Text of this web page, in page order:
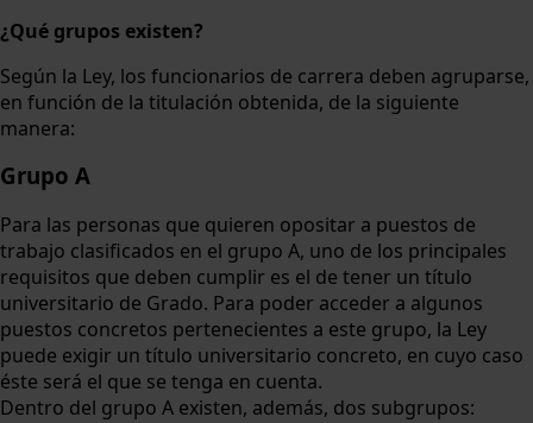
¿Qué grupos existen?
Según la Ley, los funcionarios de carrera deben agruparse,
en función de la titulación obtenida, de la siguiente
manera:
Grupo A
Para las personas que quieren opositar a puestos de
trabajo clasificados en el grupo A, uno de los principales
requisitos que deben cumplir es el de tener un título
universitario de Grado. Para poder acceder a algunos
puestos concretos pertenecientes a este grupo, la Ley
puede exigir un título universitario concreto, en cuyo caso
éste será el que se tenga en cuenta.
Dentro del grupo A existen, además, dos subgrupos: